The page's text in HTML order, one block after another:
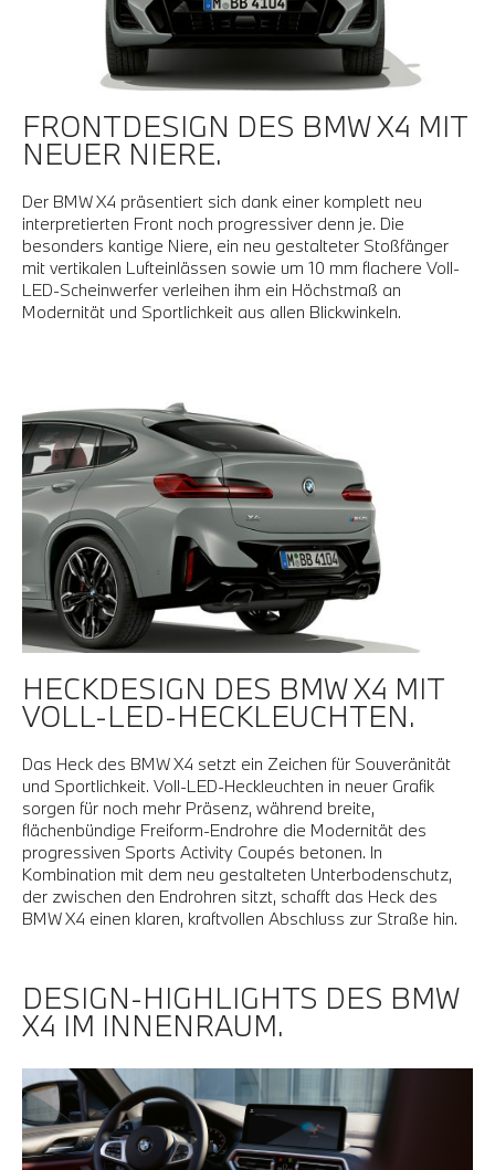
FRONTDESIGN DES BMW X4 MIT
NEUER NIERE.
Der BMW X4 präsentiert sich dank einer komplett neu
interpretierten Front noch progressiver denn je. Die
besonders kantige Niere, ein neu gestalteter Stoßfänger
mit vertikalen Lufteinlässen sowie um 10 mm flachere Voll-
LED-Scheinwerfer verleihen ihm ein Höchstmaß an
Modernität und Sportlichkeit aus allen Blickwinkeln.
HECKDESIGN DES BMW X4 MIT
VOLL-LED-HECKLEUCHTEN.
Das Heck des BMW X4 setzt ein Zeichen für Souveränität
und Sportlichkeit. Voll-LED-Heckleuchten in neuer Grafik
sorgen für noch mehr Präsenz, während breite,
flächenbündige Freiform-Endrohre die Modernität des
progressiven Sports Activity Coupés betonen. In
Kombination mit dem neu gestalteten Unterbodenschutz,
der zwischen den Endrohren sitzt, schafft das Heck des
BMW X4 einen klaren, kraftvollen Abschluss zur Straße hin.
DESIGN-HIGHLIGHTS DES BMW
X4 IM INNENRAUM.